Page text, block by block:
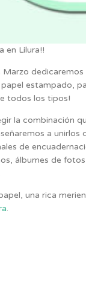
en Lilura!!
Marzo
estampado,
todos los tipos!
la combinación
a unirlos
de
álbumes de
una rica
.